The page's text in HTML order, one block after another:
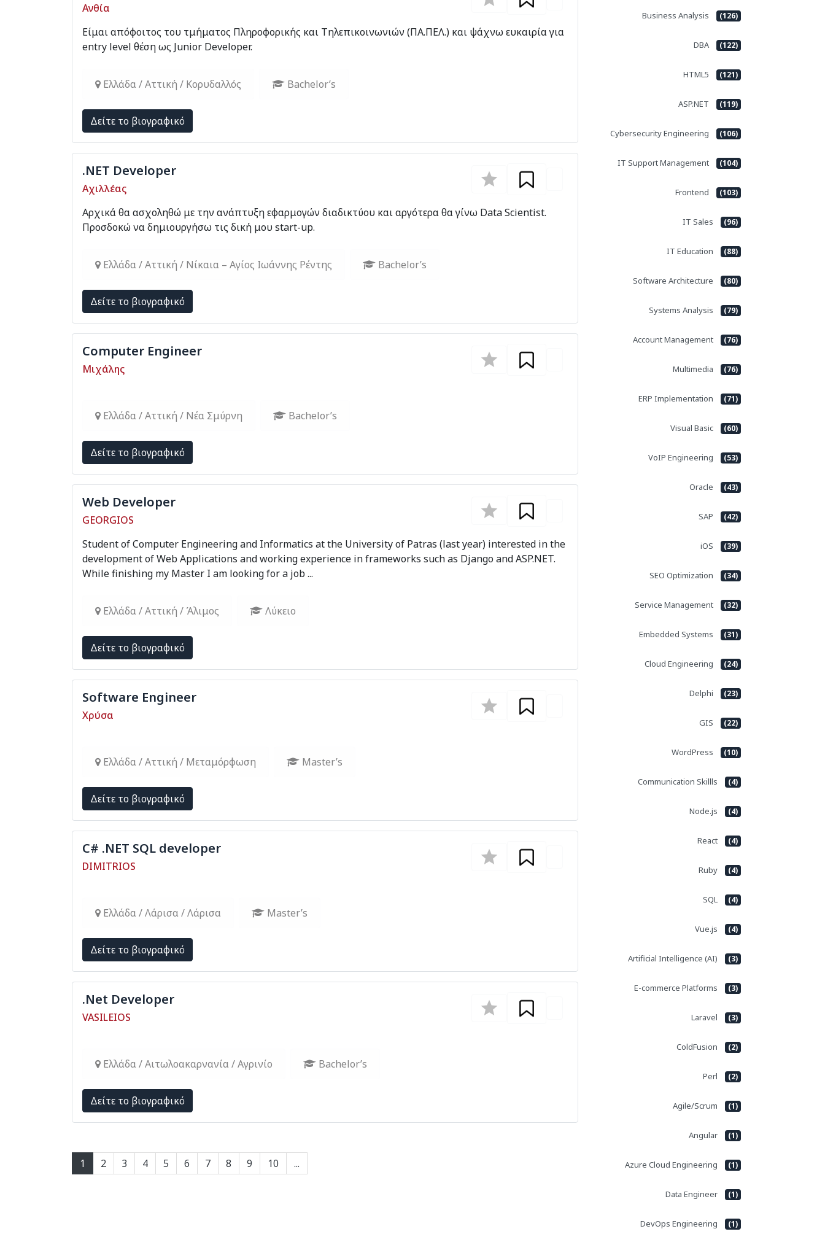
Ανθία
Είμαι απόφοιτος του τμήματος Πληροφορικής και Τηλεπικοινωνιών (ΠΑ.ΠΕΛ.) και ψάχνω ευκαιρία για
entry level θέση ως Junior Developer.
Ελλάδα / Αττική / Κορυδαλλός Bachelor’s
Δείτε το βιογραφικό
.NET Developer
Αχιλλέας
Αρχικά θα ασχοληθώ με την ανάπτυξη εφαρμογών διαδικτύου και αργότερα θα γίνω Data Scientist.
Προσδοκώ να δημιουργήσω τις δική μου start-up.
Ελλάδα / Αττική / Νίκαια – Αγίος Ιωάννης Ρέντης Bachelor’s
Δείτε το βιογραφικό
Computer Engineer
Μιχάλης
Ελλάδα / Αττική / Νέα Σμύρνη Bachelor’s
Δείτε το βιογραφικό
Web Developer
GEORGIOS
Student of Computer Engineering and Informatics at the University of Patras (last year) interested in the
development of Web Applications and working experience in frameworks such as Django and ASP.NET.
While finishing my Master I am looking for a job ...
Ελλάδα / Αττική / Άλιμος Λύκειο
Δείτε το βιογραφικό
Software Engineer
Χρύσα
Ελλάδα / Αττική / Μεταμόρφωση Master’s
Δείτε το βιογραφικό
C# .NET SQL developer
DIMITRIOS
Ελλάδα / Λάρισα / Λάρισα Master’s
Δείτε το βιογραφικό
.Net Developer
VASILEIOS
Ελλάδα / Αιτωλοακαρνανία / Αγρινίο Bachelor’s
Δείτε το βιογραφικό
1 2 3 4 5 6 7 8 9 10 ...
Business Analysis (126)
DBA (122)
HTML5 (121)
ASP.NET (119)
Cybersecurity Engineering (106)
IT Support Management (104)
Frontend (103)
IT Sales (96)
IT Education (88)
Software Architecture (80)
Systems Analysis (79)
Account Management (76)
Multimedia (76)
ERP Implementation (71)
Visual Basic (60)
VoIP Engineering (53)
Oracle (43)
SAP (42)
iOS (39)
SEO Optimization (34)
Service Management (32)
Embedded Systems (31)
Cloud Engineering (24)
Delphi (23)
GIS (22)
WordPress (10)
Communication Skillls (4)
Node.js (4)
React (4)
Ruby (4)
SQL (4)
Vue.js (4)
Artificial Intelligence (AI) (3)
E-commerce Platforms (3)
Laravel (3)
ColdFusion (2)
Perl (2)
Agile/Scrum (1)
Angular (1)
Azure Cloud Engineering (1)
Data Engineer (1)
DevOps Engineering (1)